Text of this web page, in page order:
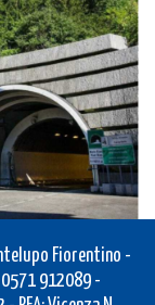
Fiorentino -
912089 -